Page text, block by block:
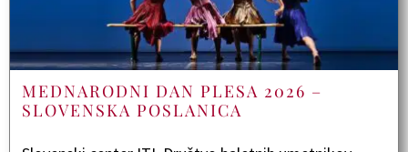
MEDNARODNI DAN PLESA 2026 –
SLOVENSKA POSLANICA